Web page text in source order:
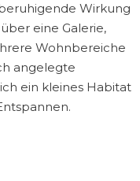
Wirkung
eine Galerie,
Wohnbereiche
angelegte
ein kleines Habitat